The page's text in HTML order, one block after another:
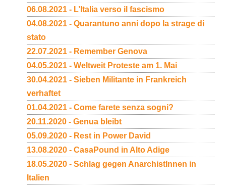
06.08.2021 - L’Italia verso il fascismo
04.08.2021 - Quarantuno anni dopo la strage di
stato
22.07.2021 - Remember Genova
04.05.2021 - Weltweit Proteste am 1. Mai
30.04.2021 - Sieben Militante in Frankreich
verhaftet
01.04.2021 - Come farete senza sogni?
20.11.2020 - Genua bleibt
05.09.2020 - Rest in Power David
13.08.2020 - CasaPound in Alto Adige
18.05.2020 - Schlag gegen AnarchistInnen in
Italien